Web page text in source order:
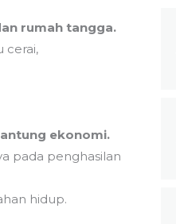
rumah tangga.
cerai,
ekonomi.
pada penghasilan
hidup.